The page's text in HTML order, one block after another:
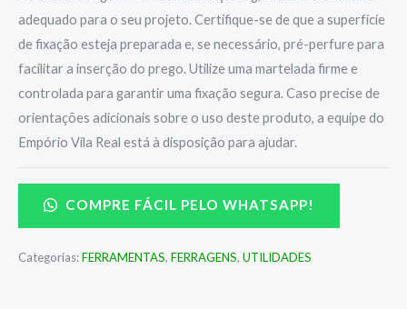
adequado para o seu projeto. Certifique-se de que a superfície
de fixação esteja preparada e, se necessário, pré-perfure para
facilitar a inserção do prego. Utilize uma martelada firme e
controlada para garantir uma fixação segura. Caso precise de
orientações adicionais sobre o uso deste produto, a equipe do
Empório Vila Real está à disposição para ajudar.
COMPRE FÁCIL PELO WHATSAPP!
Categorias:FERRAMENTAS, FERRAGENS, UTILIDADES